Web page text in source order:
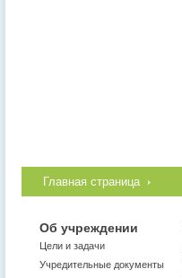
Главная страница
Об учреждении
Цели и задачи
Учредительные документы